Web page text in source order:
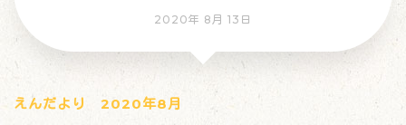
2020年 8月 13日
えんだより 2020年8月